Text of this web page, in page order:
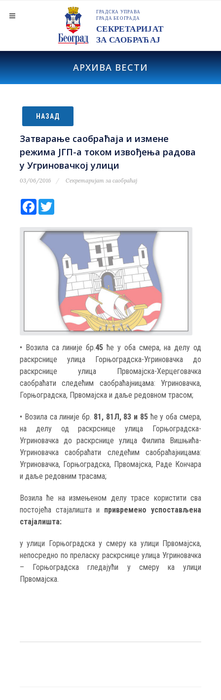
АРХИВА ВЕСТИ
НАЗАД
Затварање саобраћаја и измене
режима ЈГП-а током извођења радова
у Угриновачкој улици
03/06/2016 Секретаријат за саобраћај
Facebook
• Возила са линије бр.45ће у оба смера, на делу од
раскрснице улица Горњоградска-Угриновачка до
раскрснице улица Првомајска-Херцеговачка
саобраћати следећим саобраћајницама: Угриновачка,
Горњоградска, Првомајска и даље редовном трасом;
• Возила са линије бр. 81, 81Л, 83 и 85 ће у оба смера,
на делу од раскрснице улица Горњоградска-
Угриновачка до раскрснице улица Филипа Вишњића-
Угриновачка саобраћати следећим саобраћајницама:
Угриновачка, Горњоградска, Првомајска, Раде Кончара
и даље редовним трасама;
Возила ће на измењеном делу трасе користити сва
постојећа стајалишта и привремено успостављена
стајалишта:
у улици Горњоградска у смеру ка улици Првомајска,
непосредно по преласку раскрснице улица Угриновачка
– Горњоградска гледајући у смеру ка улици
Првомајска.